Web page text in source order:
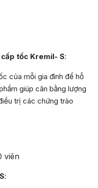
tốc Kremil- S:
của mỗi gia đình để hỗ
giúp cân bằng lượng
trị các chứng trào
viên
: